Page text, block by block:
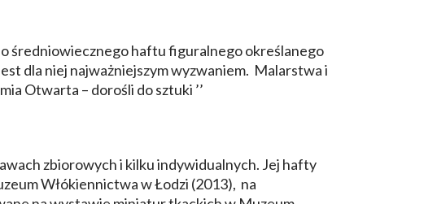
średniowiecznego haftu figuralnego określanego
dla niej najważniejszym wyzwaniem. Malarstwa i
Otwarta – dorośli do sztuki ’’
zbiorowych i kilku indywidualnych. Jej hafty
Włókiennictwa w Łodzi (2013), na